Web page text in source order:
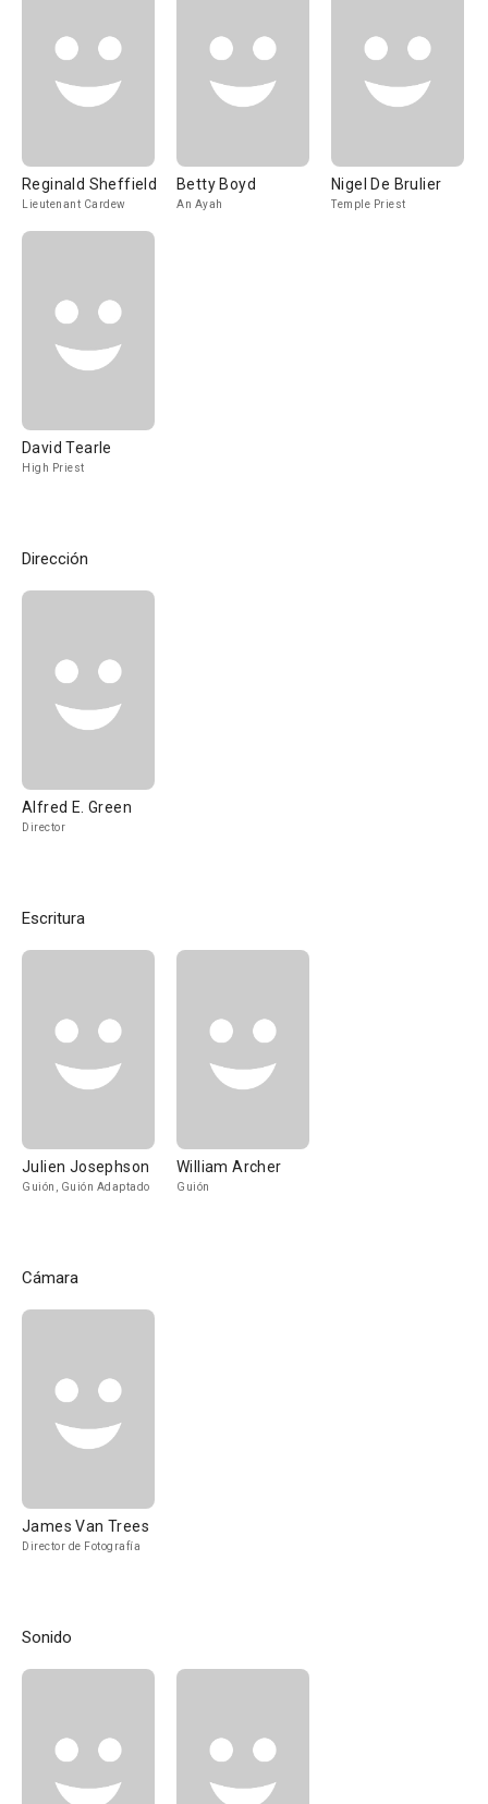
Reginald Sheffield
Lieutenant Cardew
Betty Boyd
An Ayah
Nigel De Brulier
Temple Priest
David Tearle
High Priest
Dirección
Alfred E. Green
Director
Escritura
Julien Josephson
Guión, Guión Adaptado
William Archer
Guión
Cámara
James Van Trees
Director de Fotografía
Sonido